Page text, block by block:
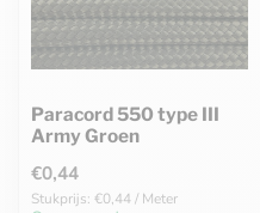
Paracord 550 type III
Army Groen
€0,44
Stukprijs: €0,44 / Meter